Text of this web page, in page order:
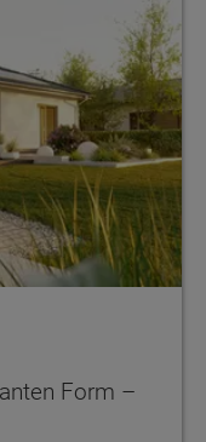
Form –